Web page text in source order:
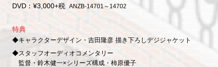
DVD：¥3,000+税 ANZB-14701～14702
特典
◆キャラクターデザイン・吉田隆彦 描き下ろしデジジャケット
◆スタッフオーディオコメンタリー
監督・鈴木健一×シリーズ構成・柿原優子